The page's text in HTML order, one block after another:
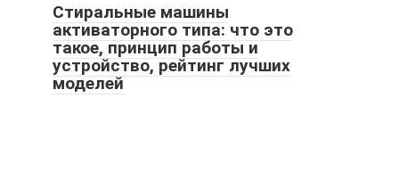
Стиральные машины
активаторного типа: что это
такое, принцип работы и
устройство, рейтинг лучших
моделей